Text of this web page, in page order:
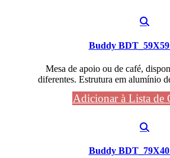
Buddy
Mesa de apoio ou de café,
diferentes. Estrutura em alumínio
Adicionar à Lista de
Buddy